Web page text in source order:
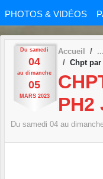
PHOTOS & VIDÉOS
Du samedi
04
au dimanche
05
MARS 2023
Accueil
Chpt
PH2
Du samedi 04 au